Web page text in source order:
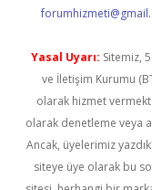
Yasal Uyarı: Sitemiz,
ve İletişim Kurumu
olarak hizmet
olarak denetleme veya
Ancak, üyelerimiz
siteye üye olarak bu